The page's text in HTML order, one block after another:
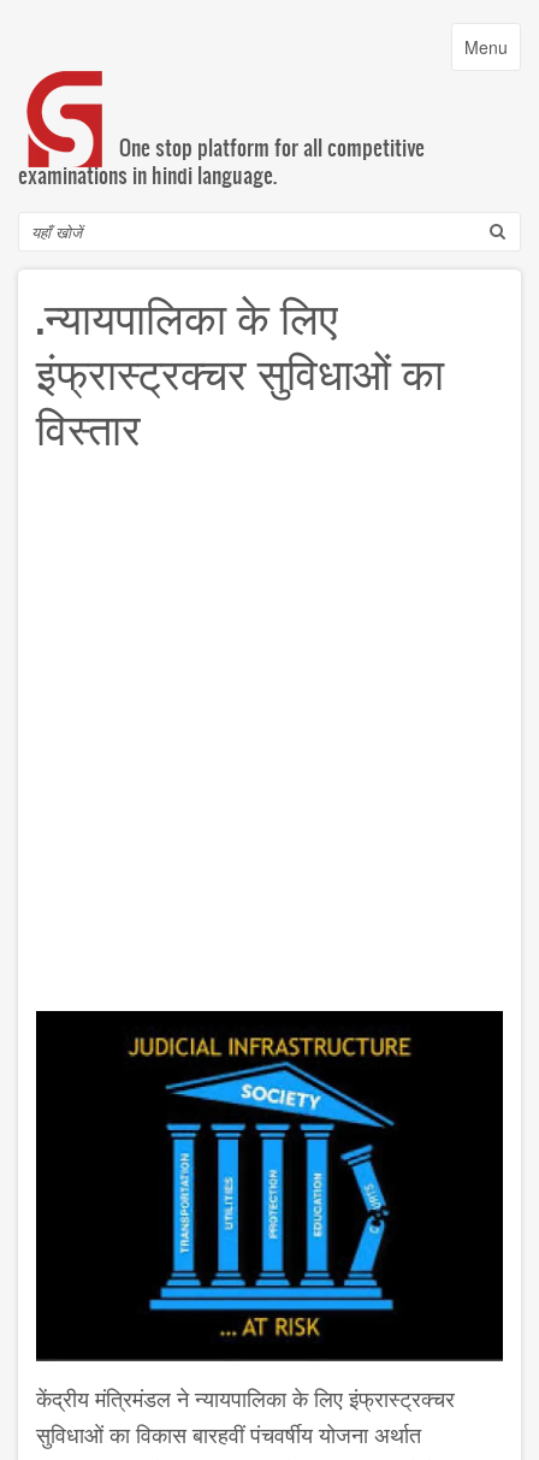
content
Toggle
Menu
One stop platform for all competitive
examinations in hindi language.
Search
.न्‍यायपालिका के लिए
इंफ्रास्‍ट्रक्‍चर सुविधाओं का
विस्‍तार
केंद्रीय मंत्रिमंडल ने न्‍यायपालिका के लिए इंफ्रास्‍ट्रक्‍चर
सुविधाओं का विकास बारहवीं पंचवर्षीय योजना अर्थात